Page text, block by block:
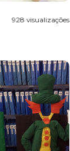
928 visualizações